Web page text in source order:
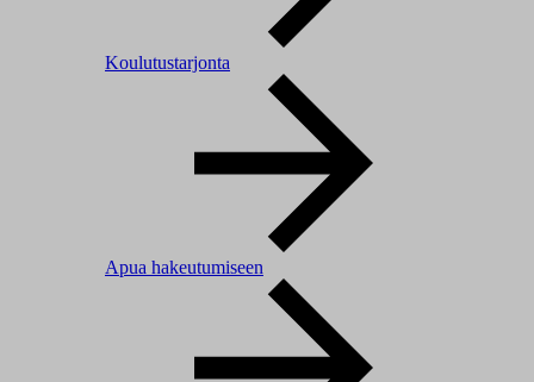
Koulutustarjonta
Apua hakeutumiseen